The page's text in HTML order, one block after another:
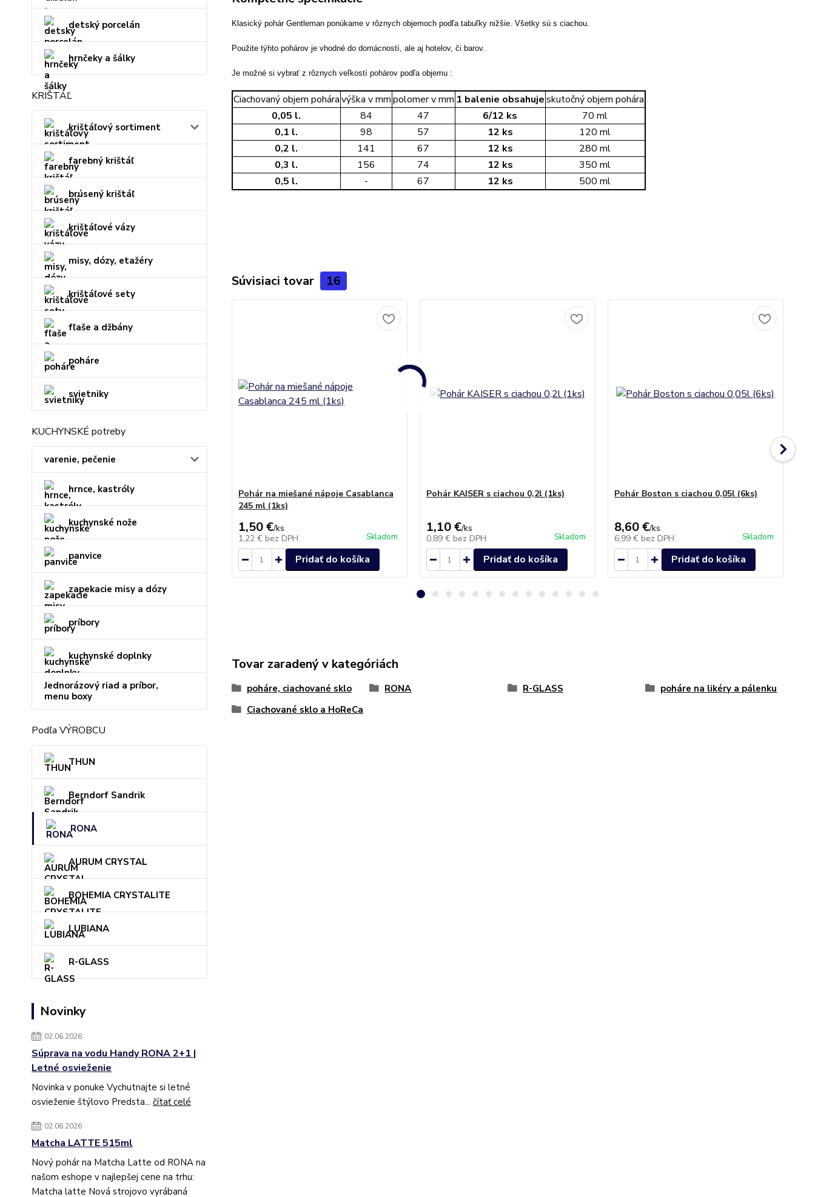
detský porcelán
hrnčeky a šálky
KRIŠTÁĽ
krištáľový sortiment
farebný krištáľ
brúsený krištáľ
krištáľové vázy
misy, dózy, etažéry
krištáľové sety
fľaše a džbány
poháre
svietniky
KUCHYNSKÉ potreby
varenie, pečenie
hrnce, kastróly
kuchynské nože
panvice
zapekacie misy a dózy
príbory
kuchynské doplnky
Jednorázový riad a príbor,
menu boxy
Podľa VÝROBCU
THUN
Berndorf Sandrik
RONA
AURUM CRYSTAL
BOHEMIA CRYSTALITE
LUBIANA
R-GLASS
Novinky
02.06.2026
Súprava na vodu Handy RONA 2+1 |
Letné osvieženie
Novinka v ponuke Vychutnajte si letné
osvieženie štýlovo Predsta... čítať celé
02.06.2026
Matcha LATTE 515ml
Nový pohár na Matcha Latte od RONA na
našom eshope v najlepšej cene na trhu:
Matcha latte Nová strojovo vyrábaná
Klasický pohár Gentleman ponúkame v rôznych objemoch podľa tabuľky nižšie. Všetky sú s ciachou.
Použite týhto pohárov je vhodné do domácností, ale aj hotelov, či barov.
Je možné si vybrať z rôznych veľkostí pohárov podľa objemu :
Ciachovaný objem poháravýška v mmpolomer v mm 1 balenie obsahujeskutočný objem pohára
0,05 l.
84 47 6/12 ks
70 ml
0,1 l.
98 57 12 ks
120 ml
0,2 l.
141 67 12 ks
280 ml
0,3 l.
156 74 12 ks
350 ml
0,5 l.
- 67 12 ks 500 ml
Súvisiaci tovar 16
Pohár na miešané nápoje Casablanca
245 ml (1ks)
1,50 €/ks
1,22 € bez DPH Skladom
Pridať do košíka
Pohár KAISER s ciachou 0,2l (1ks)
1,10 €/ks
0,89 € bez DPH Skladom
Pridať do košíka
Pohár Boston s ciachou 0,05l (6ks)
8,60 €/ks
6,99 € bez DPH Skladom
Pridať do košíka
Tovar zaradený v kategóriách
poháre, ciachované sklo RONA R-GLASS
poháre na likéry a pálenku
Ciachované sklo a HoReCa